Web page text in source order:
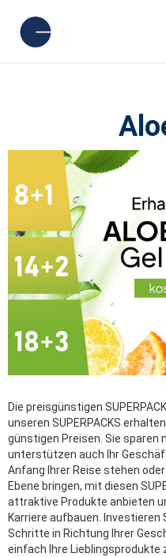
Die preisgünstigen
unseren SUPERPACKS
günstigen Preisen. Sie sparen
unterstützen auch Ihr
Anfang Ihrer Reise stehen
Ebene bringen, mit diesen
attraktive Produkte anbieten
Karriere aufbauen.
Schritte in Richtung Ihrer
einfach Ihre Lieblingsprodukte